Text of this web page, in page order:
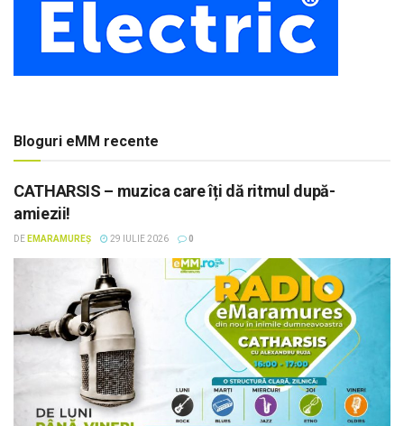
Bloguri eMM recente
CATHARSIS – muzica care îți dă ritmul după-
amiezii!
DE EMARAMUREȘ 29 IULIE 2026 0